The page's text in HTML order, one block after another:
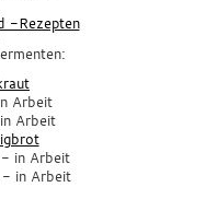
-Rezepten
ermenten:
Arbeit
Arbeit
in Arbeit
- in Arbeit